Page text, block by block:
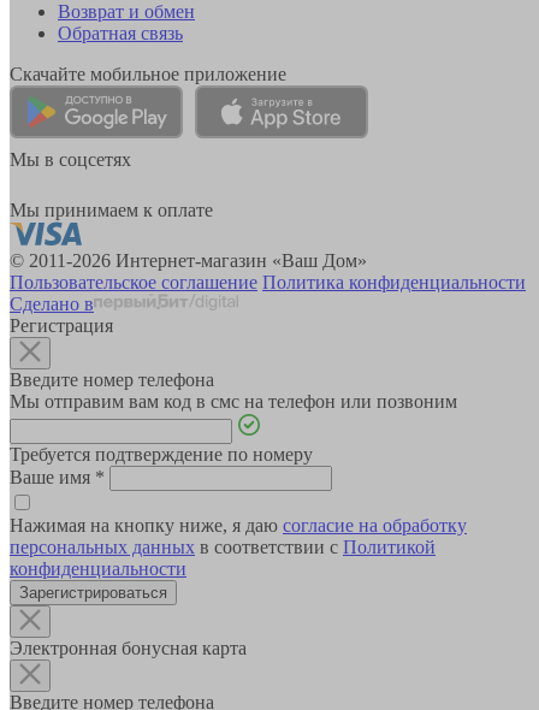
Возврат и обмен
Обратная связь
Скачайте мобильное приложение
Мы в соцсетях
Мы принимаем к оплате
© 2011-2026 Интернет-магазин «Ваш Дом»
Пользовательское соглашение Политика конфиденциальности
Сделано в
Регистрация
Введите номер телефона
Мы отправим вам код в смс на телефон или позвоним
Требуется подтверждение по номеру
Ваше имя *
Нажимая на кнопку ниже, я даю согласие на обработку
персональных данных в соответствии с Политикой
конфиденциальности
Зарегистрироваться
Электронная бонусная карта
Введите номер телефона